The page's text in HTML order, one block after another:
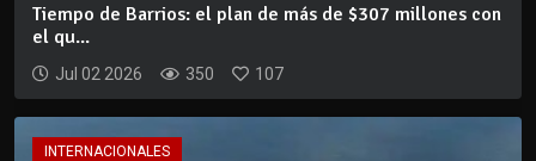
Tiempo de Barrios: el plan de más de $307 millones con
el qu...
Jul 02 2026 350 107
INTERNACIONALES